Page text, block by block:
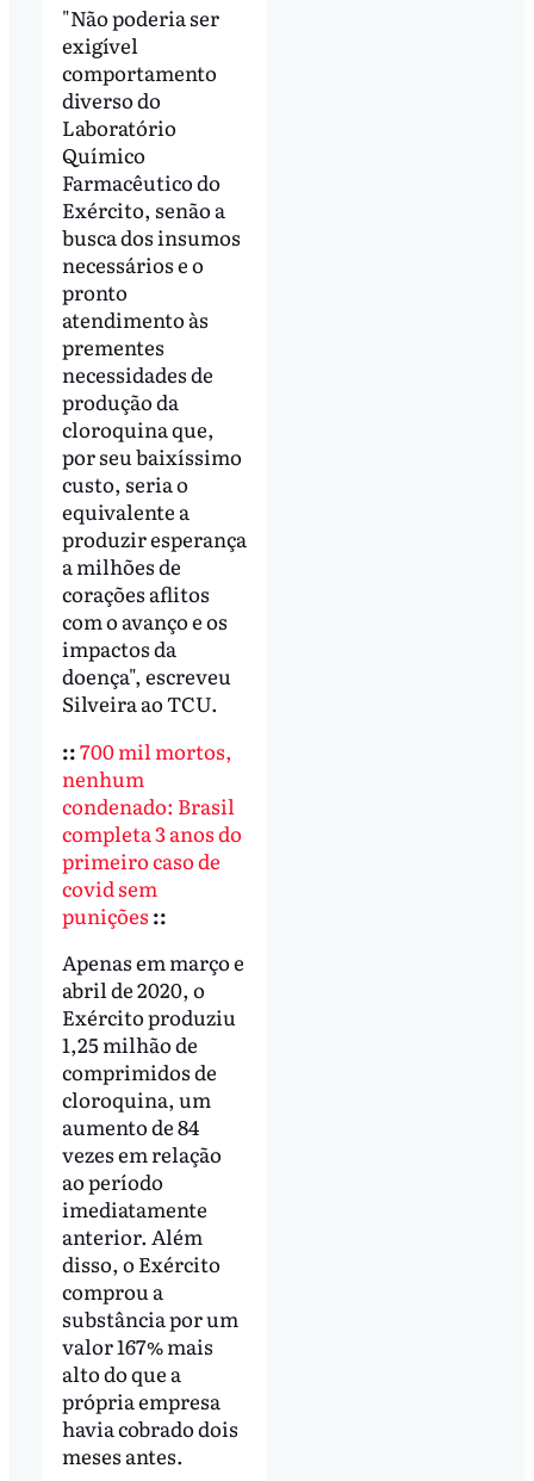
"Não poderia ser
exigível
comportamento
diverso do
Laboratório
Químico
Farmacêutico do
Exército, senão a
busca dos insumos
necessários e o
pronto
atendimento às
prementes
necessidades de
produção da
cloroquina que,
por seu baixíssimo
custo, seria o
equivalente a
produzir esperança
a milhões de
corações aflitos
com o avanço e os
impactos da
doença", escreveu
Silveira ao TCU.
::700 mil mortos,
nenhum
condenado: Brasil
completa 3 anos do
primeiro caso de
covid sem
punições ::
Apenas em março e
abril de 2020, o
Exército produziu
1,25 milhão de
comprimidos de
cloroquina, um
aumento de 84
vezes em relação
ao período
imediatamente
anterior. Além
disso, o Exército
comprou a
substância por um
valor 167% mais
alto do que a
própria empresa
havia cobrado dois
meses antes.